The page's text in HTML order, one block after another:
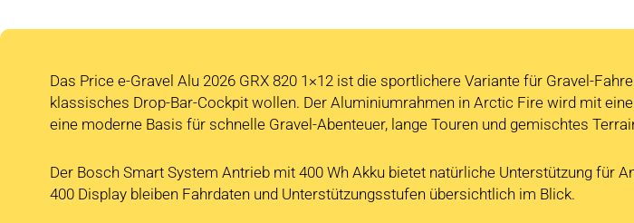
Das Price e-Gravel Alu 2026 GRX 820 1×12 ist die sportlichere Variante für Gravel-
klassisches Drop-Bar-Cockpit wollen. Der Aluminiumrahmen in Arctic Fire wird mit
eine moderne Basis für schnelle Gravel-Abenteuer, lange Touren und gemischtes
Der Bosch Smart System Antrieb mit 400 Wh Akku bietet natürliche Unterstützung für
400 Display bleiben Fahrdaten und Unterstützungsstufen übersichtlich im Blick.